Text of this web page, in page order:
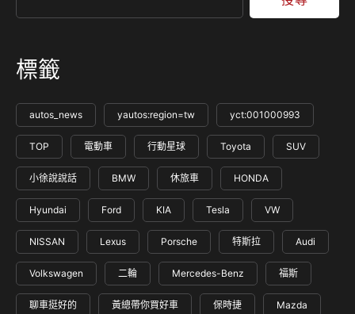
標籤
autos_news yautos:region=tw yct:001000993
TOP 電動車 行動星球 Toyota SUV
小徐說說話 BMW 休旅車 HONDA
Hyundai Ford KIA Tesla VW
NISSAN Lexus Porsche 特斯拉 Audi
Volkswagen 二輪 Mercedes-Benz 福斯
聊車挺好的 黃總帶你買好車 保時捷 Mazda